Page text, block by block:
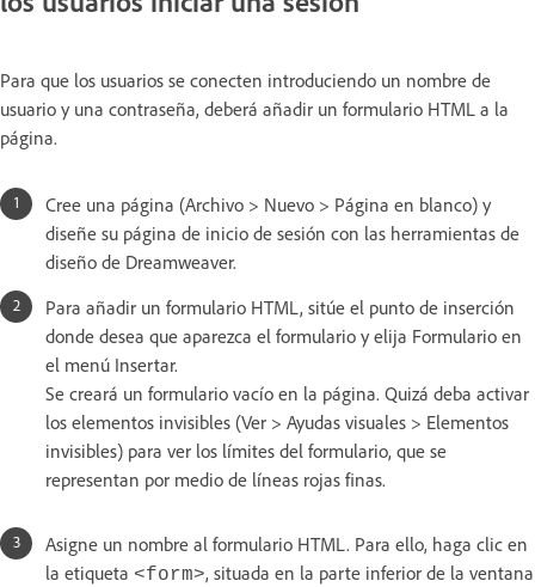
Para que los usuarios se conecten introduciendo un nombre de
usuario y una contraseña, deberá añadir un formulario HTML a la
página.
Cree una página (Archivo > Nuevo > Página en blanco) y
diseñe su página de inicio de sesión con las herramientas de
diseño de Dreamweaver.
Para añadir un formulario HTML, sitúe el punto de inserción
donde desea que aparezca el formulario y elija Formulario en
el menú Insertar.
Se creará un formulario vacío en la página. Quizá deba activar
los elementos invisibles (Ver > Ayudas visuales > Elementos
invisibles) para ver los límites del formulario, que se
representan por medio de líneas rojas finas.
Asigne un nombre al formulario HTML. Para ello, haga clic en
la etiqueta <form>, situada en la parte inferior de la ventana